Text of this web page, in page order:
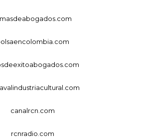
canalrcn.com
rcnradio.com